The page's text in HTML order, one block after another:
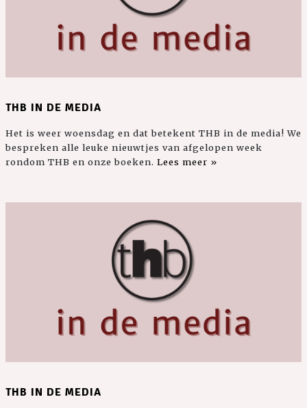
THB IN DE MEDIA
Het is weer woensdag en dat betekent THB in de media! We
bespreken alle leuke nieuwtjes van afgelopen week
rondom THB en onze boeken. Lees meer »
THB IN DE MEDIA